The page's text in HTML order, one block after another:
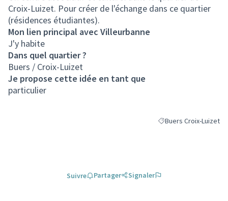
Croix-Luizet. Pour créer de l'échange dans ce quartier
(résidences étudiantes).
Mon lien principal avec Villeurbanne
J'y habite
Dans quel quartier ?
Buers / Croix-Luizet
Je propose cette idée en tant que
particulier
Filtrer les résultats
Buers Croix-Luizet
Suivre Partager Signaler